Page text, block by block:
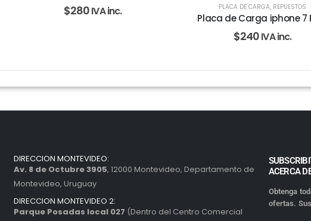
$280IVA inc. PLACA DE CARGA, REPUESTOS
Placa de Carga iphone 7
$240IVA inc.
DIRECCION MONTEVIDEO:
Av. 8 de Octubre 3905, 12000 Montevideo, Departamento de
Montevideo, Uruguay
DIRECCION MONTEVIDEO 2:
Parque Posadas local 027 (Dentro del Centro Comercial
ACERCA
Obtenga
ofertas.